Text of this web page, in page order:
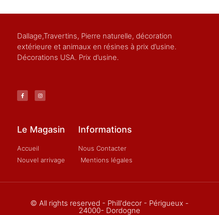
Dallage,Travertins, Pierre naturelle, décoration
extérieure et animaux en résines à prix d’usine.
Décorations USA. Prix d’usine.
Le Magasin
Accueil
Nouvel arrivage
Informations
Nous Contacter
Mentions légales
© All rights reserved - Phill'decor - Périgueux -
24000- Dordogne